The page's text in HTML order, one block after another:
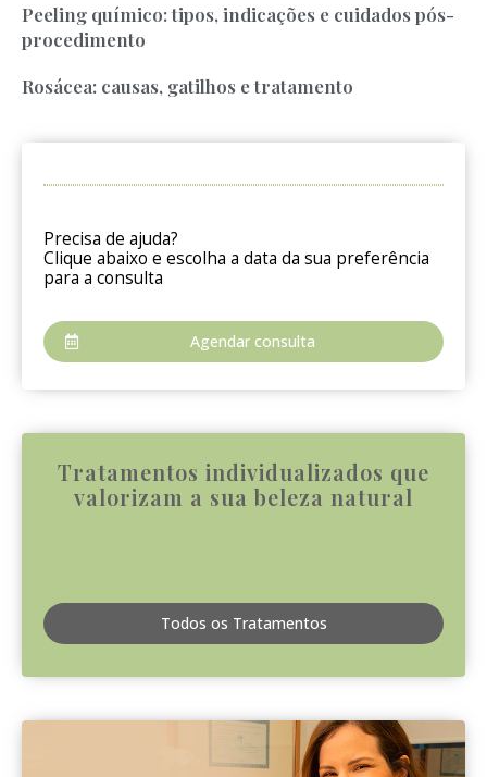
Peeling químico: tipos, indicações e cuidados pós-
procedimento
Rosácea: causas, gatilhos e tratamento
Precisa de ajuda?
Clique abaixo e escolha a data da sua preferência
para a consulta
Agendar consulta
Tratamentos individualizados que
valorizam a sua beleza natural
Todos os Tratamentos